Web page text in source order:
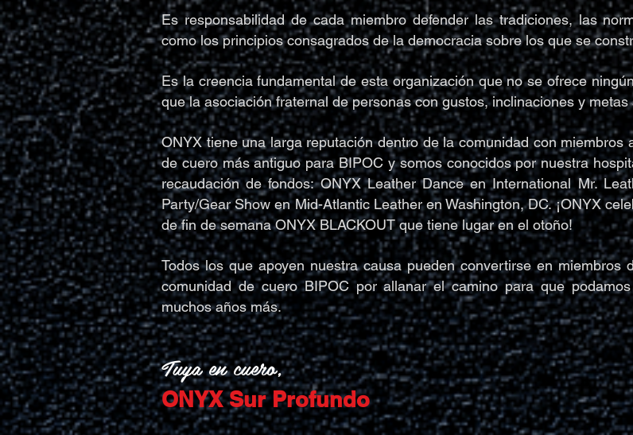
Es responsabilidad de cada miembro defender las tradiciones, las
como los principios consagrados de la democracia sobre los que se
Es la creencia fundamental de esta organización que no se ofrece
que la asociación fraternal de personas con gustos, inclinaciones y metas
ONYX tiene una larga reputación dentro de la comunidad con
de cuero más antiguo para BIPOC y somos conocidos por nuestra
recaudación de fondos: ONYX Leather Dance en International Mr.
Party/Gear Show en Mid-Atlantic Leather en Washington, DC. ¡ONYX
de fin de semana ONYX BLACKOUT que tiene lugar en el otoño!
Todos los que apoyen nuestra causa pueden convertirse en
comunidad de cuero BIPOC por allanar el camino para que
muchos años más.
Tuya en cuero,
ONYX Sur Profundo